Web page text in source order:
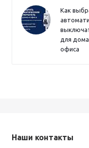
Как
для дома
офиса
Наши контакты